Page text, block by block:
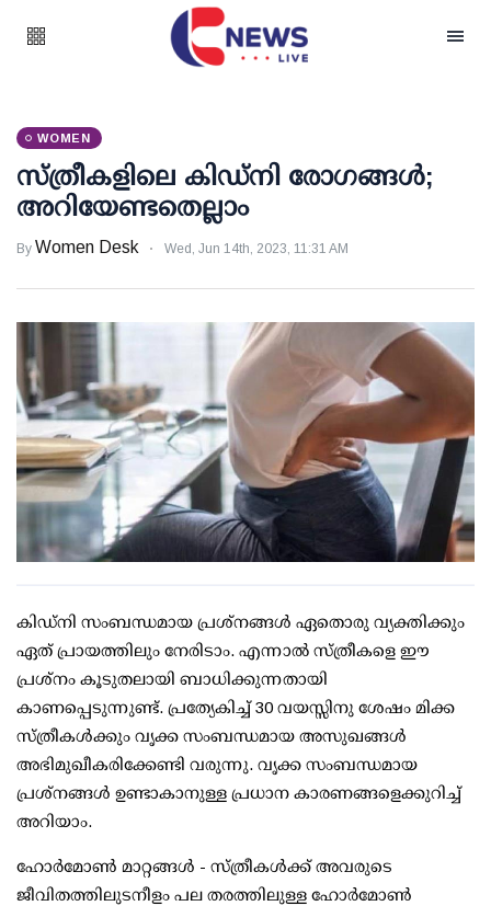
WOMEN
സ്ത്രീകളിലെ കിഡ്‌നി രോഗങ്ങൾ;
അറിയേണ്ടതെല്ലാം
By Women Desk Wed, Jun 14th, 2023, 11:31 AM
കിഡ്നി സംബന്ധമായ പ്രശ്നങ്ങൾ ഏതൊരു വ്യക്തിക്കും
ഏത് പ്രായത്തിലും നേരിടാം. എന്നാൽ സ്ത്രീകളെ ഈ
പ്രശ്നം കൂടുതലായി ബാധിക്കുന്നതായി
കാണപ്പെടുന്നുണ്ട്. പ്രത്യേകിച്ച് 30 വയസ്സിനു ശേഷം മിക്ക
സ്ത്രീകൾക്കും വൃക്ക സംബന്ധമായ അസുഖങ്ങൾ
അഭിമുഖീകരിക്കേണ്ടി വരുന്നു. വൃക്ക സംബന്ധമായ
പ്രശ്‌നങ്ങൾ ഉണ്ടാകാനുള്ള പ്രധാന കാരണങ്ങളെക്കുറിച്ച്
അറിയാം.
ഹോർമോൺ മാറ്റങ്ങൾ - സ്ത്രീകൾക്ക് അവരുടെ
ജീവിതത്തിലുടനീളം പല തരത്തിലുള്ള ഹോർമോൺ